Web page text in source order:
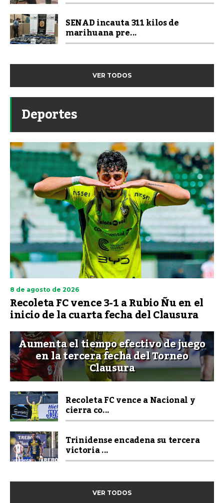
SENAD incauta 311 kilos de
marihuana pre...
VER TODOS
Deportes
8 de agosto de 2026
Recoleta FC vence 3-1 a Rubio Ñu en el
inicio de la cuarta fecha del Clausura
Aumenta el tiempo efectivo de juego
en la tercera fecha del Torneo
Clausura
Recoleta FC vence a Nacional y
cierra co...
Trinidense encadena su tercera
victoria ...
VER TODOS